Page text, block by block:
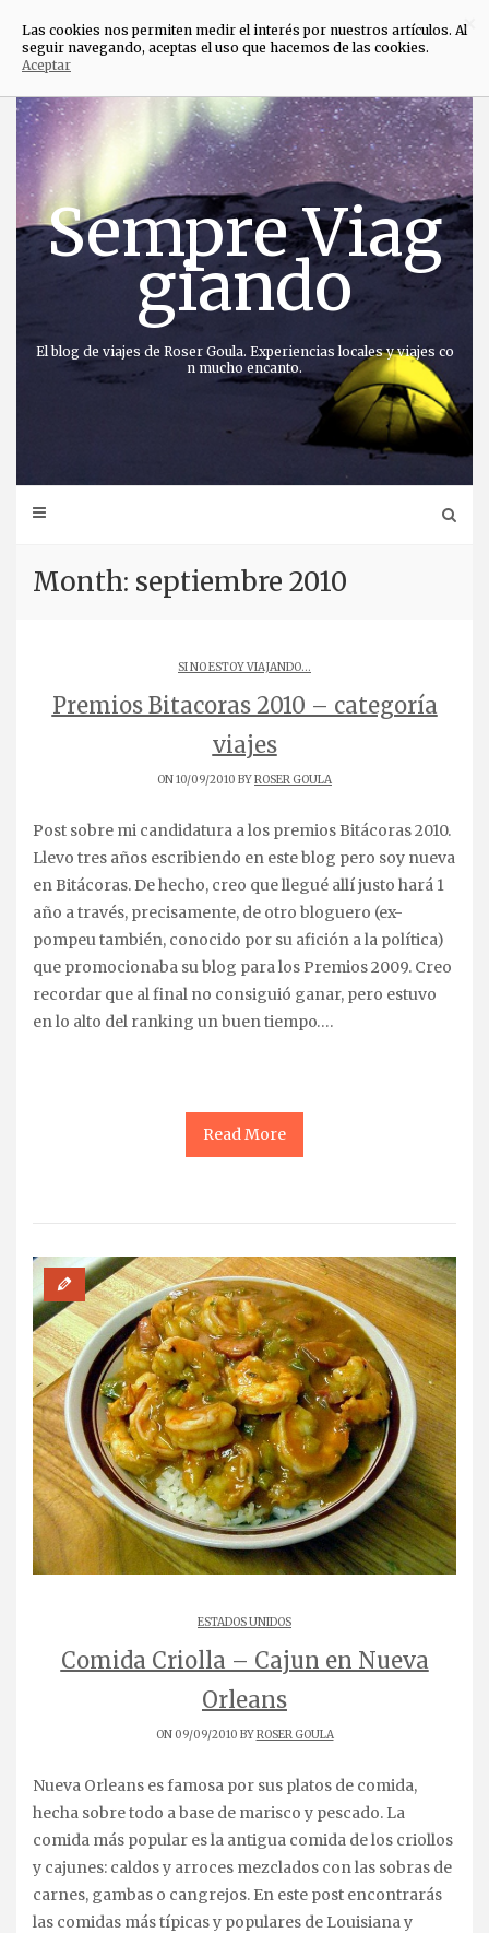
Saltar
contenido
Sempre Viag
giando
El blog de viajes de Roser Goula. Experiencias locales y viajes co
n mucho encanto.
Month: septiembre 2010
SI NO ESTOY VIAJANDO...
Premios Bitacoras 2010 – categoría
viajes
ON 10/09/2010 BYROSER GOULA
Post sobre mi candidatura a los premios Bitácoras 2010.
Llevo tres años escribiendo en este blog pero soy nueva
en Bitácoras. De hecho, creo que llegué allí justo hará 1
año a través, precisamente, de otro bloguero (ex-
pompeu también, conocido por su afición a la política)
que promocionaba su blog para los Premios 2009. Creo
recordar que al final no consiguió ganar, pero estuvo
en lo alto del ranking un buen tiempo….
Read More
ESTADOS UNIDOS
Comida Criolla – Cajun en Nueva
Orleans
ON 09/09/2010 BYROSER GOULA
Nueva Orleans es famosa por sus platos de comida,
hecha sobre todo a base de marisco y pescado. La
comida más popular es la antigua comida de los criollos
y cajunes: caldos y arroces mezclados con las sobras de
carnes, gambas o cangrejos. En este post encontrarás
las comidas más típicas y populares de Louisiana y
×
Las cookies nos permiten medir el interés por nuestros artículos. Al
seguir navegando, aceptas el uso que hacemos de las cookies.
Aceptar